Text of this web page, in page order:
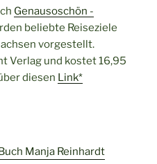
Genausoschön -
beliebte Reiseziele
vorgestellt.
Verlag und kostet 16,95
diesen Link*